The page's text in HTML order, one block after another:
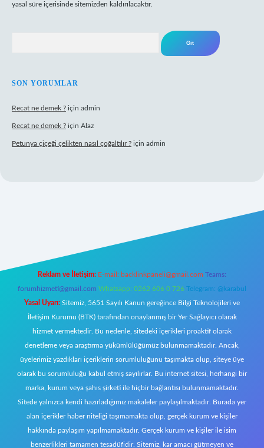
yasal süre içerisinde sitemizden kaldırılacaktır.
SON YORUMLAR
Recat ne demek ? için admin
Recat ne demek ? için Alaz
Petunya çiçeği çelikten nasıl çoğaltılır ? için admin
Reklam ve İletişim: E-mail: backlinkpaneli@gmail.com Teams:
forumhizmeti@gmail.com Whatsapp: 0262 606 0 726 Telegram: @karabul
Yasal Uyarı: Sitemiz, 5651 Sayılı Kanun gereğince Bilgi Teknolojileri ve
İletişim Kurumu (BTK) tarafından onaylanmış bir Yer Sağlayıcı olarak
hizmet vermektedir. Bu nedenle, sitedeki içerikleri proaktif olarak
denetleme veya araştırma yükümlülüğümüz bulunmamaktadır. Ancak,
üyelerimiz yazdıkları içeriklerin sorumluluğunu taşımakta olup, siteye üye
olarak bu sorumluluğu kabul etmiş sayılırlar. Bu internet sitesi, herhangi bir
marka, kurum veya şahıs şirketi ile hiçbir bağlantısı bulunmamaktadır.
Sitede yalnızca kendi hazırladığımız makaleler paylaşılmaktadır. Burada yer
alan içerikler haber niteliği taşımamakta olup, gerçek kurum ve kişiler
hakkında paylaşım yapılmamaktadır. Gerçek kurum ve kişiler ile isim
benzerlikleri tamamen tesadüfidir. Sitemiz, kar amacı gütmeyen ve